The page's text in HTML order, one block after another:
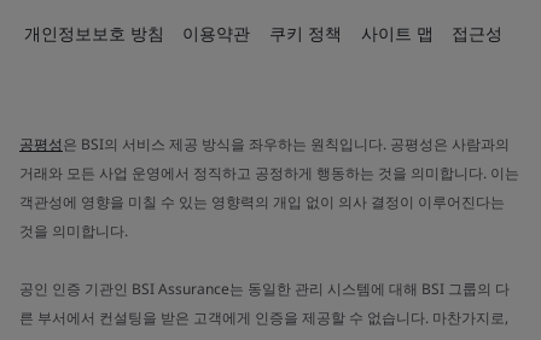
개인정보보호 방침 이용약관 쿠키 정책 사이트 맵 접근성
공평성은 BSI의 서비스 제공 방식을 좌우하는 원칙입니다. 공평성은 사람과의
거래와 모든 사업 운영에서 정직하고 공정하게 행동하는 것을 의미합니다. 이는
객관성에 영향을 미칠 수 있는 영향력의 개입 없이 의사 결정이 이루어진다는
것을 의미합니다.
공인 인증 기관인 BSI Assurance는 동일한 관리 시스템에 대해 BSI 그룹의 다
른 부서에서 컨설팅을 받은 고객에게 인증을 제공할 수 없습니다. 마찬가지로,